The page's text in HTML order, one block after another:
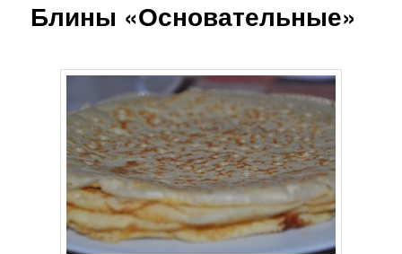
Блины «Основательные»